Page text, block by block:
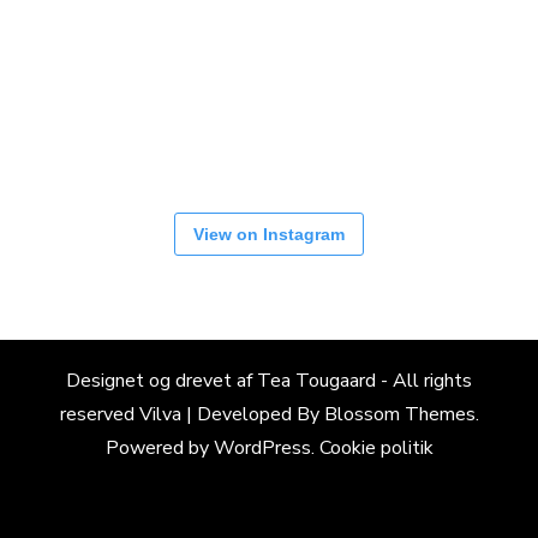
View on Instagram
Designet og drevet af Tea Tougaard - All rights
reserved Vilva | Developed By Blossom Themes.
Powered byWordPress. Cookie politik